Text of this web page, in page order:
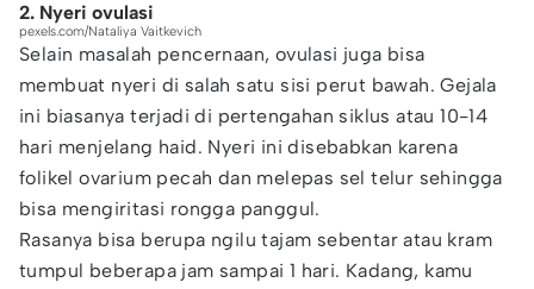
2. Nyeri ovulasi
pexels.com/Nataliya Vaitkevich
Selain masalah pencernaan, ovulasi juga bisa
membuat nyeri di salah satu sisi perut bawah. Gejala
ini biasanya terjadi di pertengahan siklus atau 10-14
hari menjelang haid. Nyeri ini disebabkan karena
folikel ovarium pecah dan melepas sel telur sehingga
bisa mengiritasi rongga panggul.
Rasanya bisa berupa ngilu tajam sebentar atau kram
tumpul beberapa jam sampai 1 hari. Kadang, kamu